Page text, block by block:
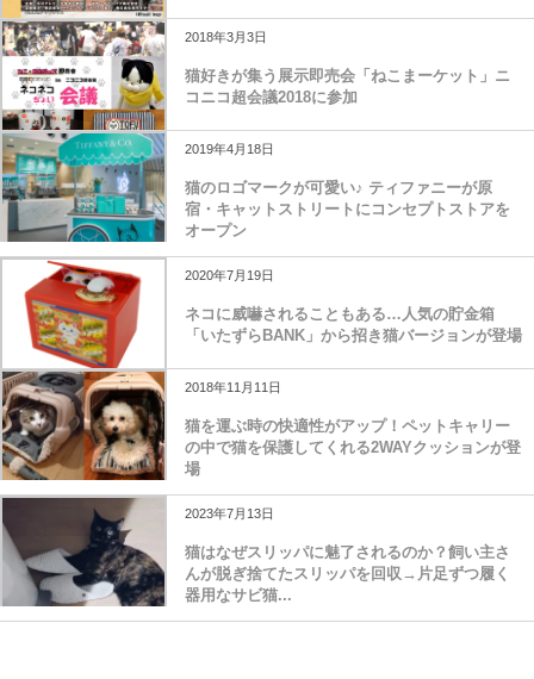
2018年3月3日
猫好きが集う展示即売会「ねこまーケット」ニ
コニコ超会議2018に参加
2019年4月18日
猫のロゴマークが可愛い♪ ティファニーが原
宿・キャットストリートにコンセプトストアを
オープン
2020年7月19日
ネコに威嚇されることもある…人気の貯金箱
「いたずらBANK」から招き猫バージョンが登場
2018年11月11日
猫を運ぶ時の快適性がアップ！ペットキャリー
の中で猫を保護してくれる2WAYクッションが登
場
2023年7月13日
猫はなぜスリッパに魅了されるのか？飼い主さ
んが脱ぎ捨てたスリッパを回収→片足ずつ履く
器用なサビ猫...